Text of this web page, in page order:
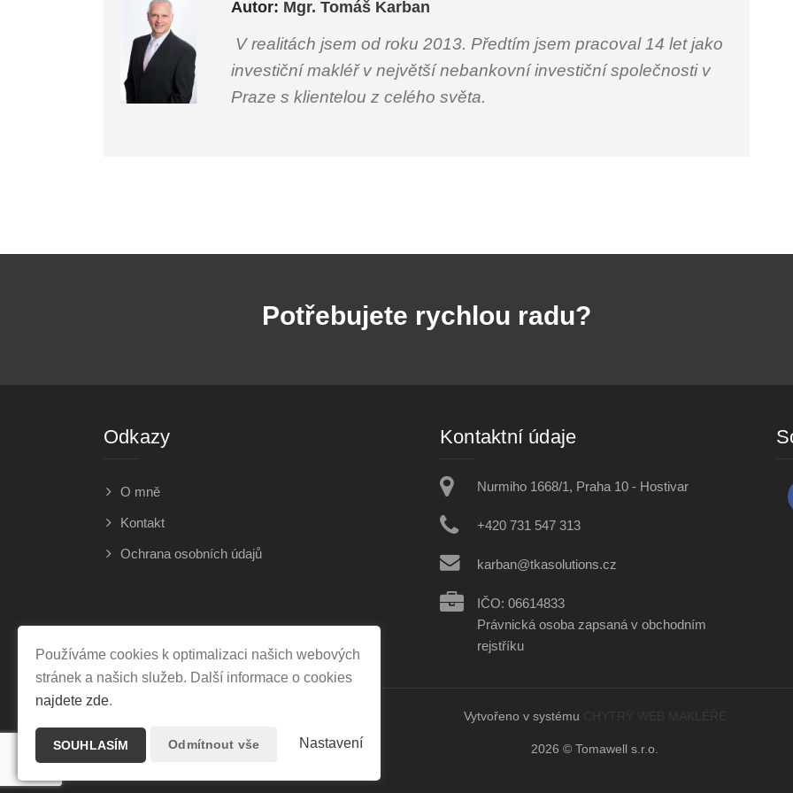
Autor: Mgr. Tomáš Karban
V realitách jsem od roku 2013. Předtím jsem pracoval 14 let jako
investiční makléř v největší nebankovní investiční společnosti v
Praze s klientelou z celého světa.
Potřebujete rychlou radu?
Odkazy
O mně
Kontakt
Ochrana osobních údajů
Kontaktní údaje
Nurmiho 1668/1, Praha 10 - Hostivar
+420 731 547 313
karban@tkasolutions.cz
IČO: 06614833
Právnická osoba zapsaná v obchodním
rejstříku
Vytvořeno v systému
2026 © Tomawell s.r.o.
Používáme cookies k optimalizaci našich webových
stránek a našich služeb. Další informace o cookies
najdete zde.
SOUHLASÍM Odmítnout vše Nastavení